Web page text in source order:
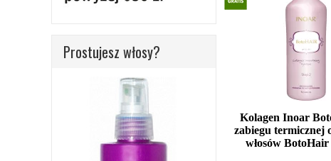
Kolagen Inoar
zabiegu termicznej
włosów
Prostujesz włosy?